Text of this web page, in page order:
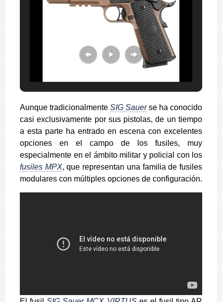
Aunque tradicionalmente SIG Sauerse ha conocido
casi exclusivamente por sus pistolas, de un tiempo
a esta parte ha entrado en escena con excelentes
opciones en el campo de los fusiles, muy
especialmente en el ámbito militar y policial con los
fusiles MPX, que representan una familia de fusiles
modulares con múltiples opciones de configuración.